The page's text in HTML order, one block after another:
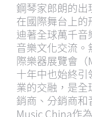
鋼琴家郎朗的出
在國際舞台上
迪著全球萬千
音樂文化交流
際樂器展覽會
十年中也始終
業的交融，是
銷商、分銷商和
Music China作